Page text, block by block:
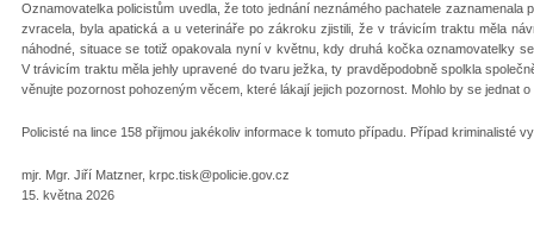
Oznamovatelka policistům uvedla, že toto jednání neznámého pachatele
zvracela, byla apatická a u veterináře po zákroku zjistili, že v trávicím traktu měla
náhodné, situace se totiž opakovala nyní v květnu, kdy druhá kočka oznamovatelky
V trávicím traktu měla jehly upravené do tvaru ježka, ty pravděpodobně spolkla
věnujte pozornost pohozeným věcem, které lákají jejich pozornost. Mohlo by se jednat
Policisté na lince 158 přijmou jakékoliv informace k tomuto případu. Případ
mjr. Mgr. Jiří Matzner, krpc.tisk@policie.gov.cz
15. května 2026